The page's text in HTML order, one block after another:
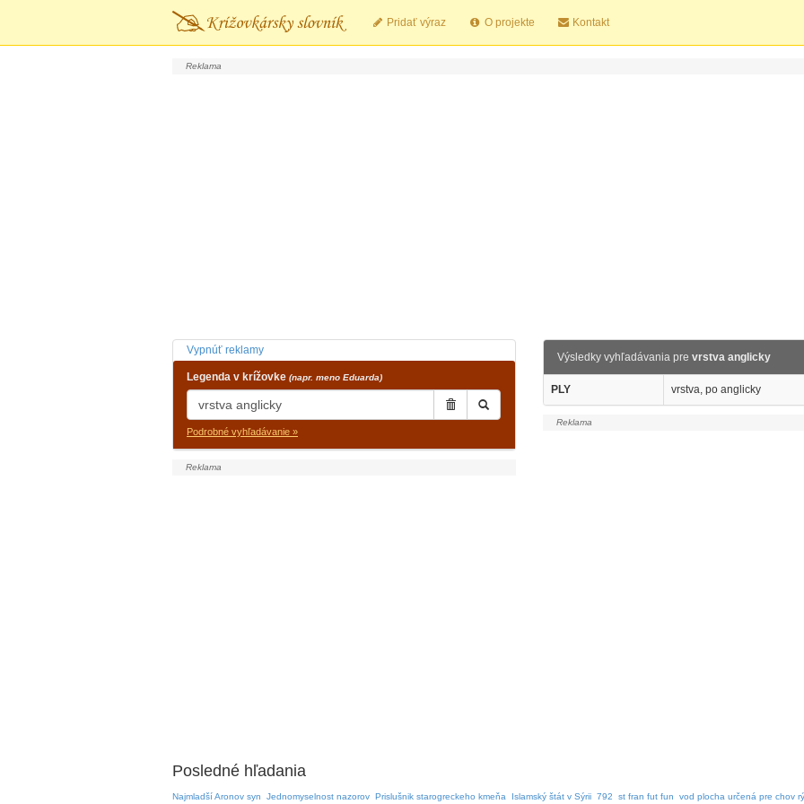
Pridať výraz O projekte Kontakt
Vypnúť reklamy
Legenda v krížovke (napr. meno Eduarda)
Podrobné vyhľadávanie »
Výsledky vyhľadávania pre vrstva anglicky
PLY vrstva, po anglicky
Posledné hľadania
Najmladší Aronov syn Jednomyselnost nazorov Prislušnik starogreckeho kmeňa Islamský štát v Sýrii 792 st fran fut fun vod plocha určená pre chov